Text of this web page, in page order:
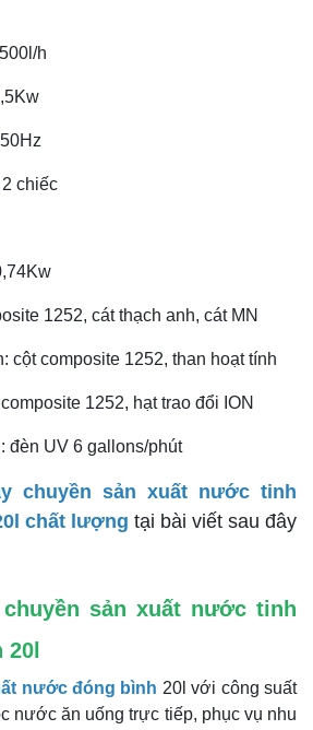
h
chiếc
1252, cát thạch anh, cát MN
cột composite 1252, than hoạt tính
1252, hạt trao đổi ION
đèn UV 6 gallons/phút
chuyền sản xuất nước tinh
chất lượng tại bài viết sau đây
sản xuất nước tinh
nước đóng bình 20l với công suất
nước ăn uống trực tiếp, phục vụ nhu